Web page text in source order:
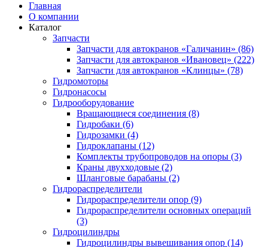
Главная
О компании
Каталог
Запчасти
Запчасти для автокранов «Галичанин» (86)
Запчасти для автокранов «Ивановец» (222)
Запчасти для автокранов «Клинцы» (78)
Гидромоторы
Гидронасосы
Гидрооборудование
Вращающиеся соединения (8)
Гидробаки (6)
Гидрозамки (4)
Гидроклапаны (12)
Комплекты трубопроводов на опоры (3)
Краны двухходовые (2)
Шланговые барабаны (2)
Гидрораспределители
Гидрораспределители опор (9)
Гидрораспределители основных операций
(3)
Гидроцилиндры
Гидроцилиндры вывешивания опор (14)